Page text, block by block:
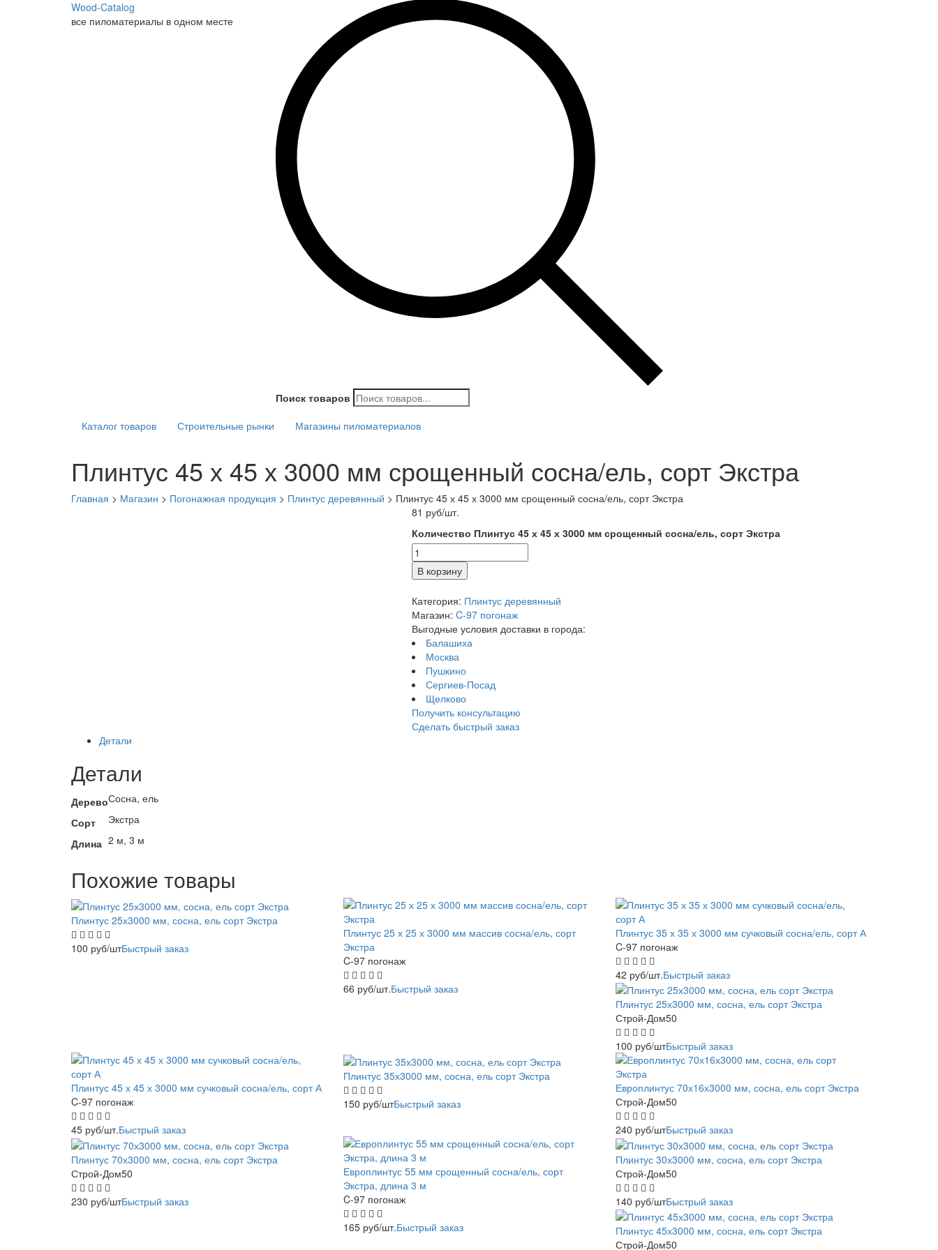
Wood-Catalog
все пиломатериалы в одном месте
Поиск товаров
Каталог товаров
Строительные рынки Магазины пиломатериалов
Плинтус 45 х 45 х 3000 мм срощенный сосна/ель, сорт Экстра
Главная > Магазин > Погонажная продукция > Плинтус деревянный > Плинтус 45 х 45 х 3000 мм срощенный сосна/ель, сорт Экстра
81 руб/шт.
Количество Плинтус 45 х 45 х 3000 мм срощенный сосна/ель, сорт Экстра
В корзину
Категория: Плинтус деревянный
Магазин: C-97 погонаж
Выгодные условия доставки в города:
Балашиха
Москва
Пушкино
Сергиев-Посад
Щелково
Получить консультацию
Сделать быстрый заказ
Детали
Детали
ДеревоСосна, ель
Сорт
Экстра
Длина 2 м, 3 м
Похожие товары
Плинтус 25х3000 мм, сосна, ель сорт Экстра
100 руб/штБыстрый заказ
Плинтус 25 х 25 х 3000 мм массив сосна/ель, сорт
Экстра
C-97 погонаж
66 руб/шт.Быстрый заказ
Плинтус 35 х 35 х 3000 мм сучковый сосна/ель, сорт А
C-97 погонаж
42 руб/шт.Быстрый заказ
Плинтус 25х3000 мм, сосна, ель сорт Экстра
Строй-Дом50
100 руб/штБыстрый заказ
Плинтус 45 х 45 х 3000 мм сучковый сосна/ель, сорт А
C-97 погонаж
45 руб/шт.Быстрый заказ
Плинтус 35х3000 мм, сосна, ель сорт Экстра
150 руб/штБыстрый заказ
Европлинтус 70х16х3000 мм, сосна, ель сорт Экстра
Строй-Дом50
240 руб/штБыстрый заказ
Плинтус 70х3000 мм, сосна, ель сорт Экстра
Строй-Дом50
230 руб/штБыстрый заказ
Европлинтус 55 мм срощенный сосна/ель, сорт
Экстра, длина 3 м
C-97 погонаж
165 руб/шт.Быстрый заказ
Плинтус 30х3000 мм, сосна, ель сорт Экстра
Строй-Дом50
140 руб/штБыстрый заказ
Плинтус 45х3000 мм, сосна, ель сорт Экстра
Строй-Дом50